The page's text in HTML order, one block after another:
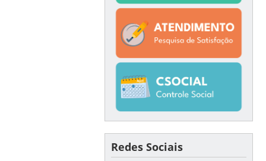
Redes Sociais